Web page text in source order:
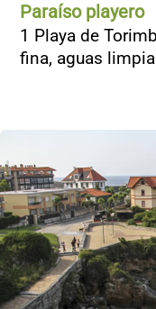
Paraíso playero
1 Playa de
fina, aguas